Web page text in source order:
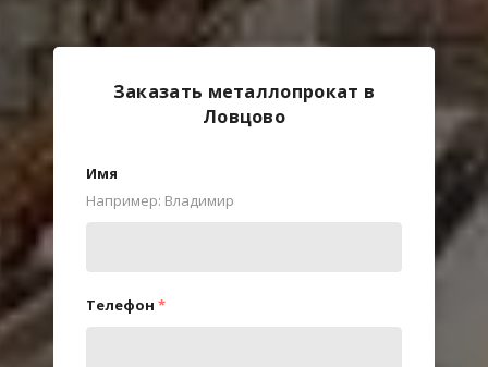
Заказать металлопрокат в
Ловцово
Имя
Например: Владимир
Телефон *